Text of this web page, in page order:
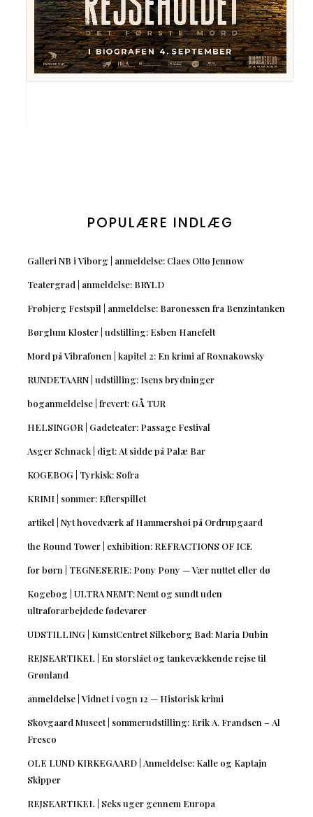
POPULÆRE INDLÆG
Galleri NB i Viborg | anmeldelse: Claes Otto Jennow
Teatergrad | anmeldelse: BRYLD
Frøbjerg Festspil | anmeldelse: Baronessen fra Benzintanken
Børglum Kloster | udstilling: Esben Hanefelt
Mord på Vibrafonen | kapitel 2: En krimi af Roxnakowsky
RUNDETAARN | udstilling: Isens brydninger
boganmeldelse | frevert: GÅ TUR
HELSINGØR | Gadeteater: Passage Festival
Asger Schnack | digt: At sidde på Palæ Bar
KOGEBOG | Tyrkisk: Sofra
KRIMI | sommer: Efterspillet
artikel | Nyt hovedværk af Hammershøi på Ordrupgaard
the Round Tower | exhibition: REFRACTIONS OF ICE
for børn | TEGNESERIE: Pony Pony — Vær nuttet eller dø
Kogebog | ULTRA NEMT: Nemt og sundt uden
ultraforarbejdede fødevarer
UDSTILLING | KunstCentret Silkeborg Bad: Maria Dubin
REJSEARTIKEL | En storslået og tankevækkende rejse til
Grønland
anmeldelse | Vidnet i vogn 12 — Historisk krimi
Skovgaard Museet | sommerudstilling: Erik A. Frandsen – Al
Fresco
OLE LUND KIRKEGAARD | Anmeldelse: Kalle og Kaptajn
Skipper
REJSEARTIKEL | Seks uger gennem Europa